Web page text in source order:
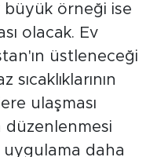
büyük örneği ise
olacak. Ev
üstleneceği
ulaşması
düzenlenmesi
uygulama daha